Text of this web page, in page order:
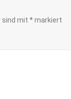
sind mit *markiert